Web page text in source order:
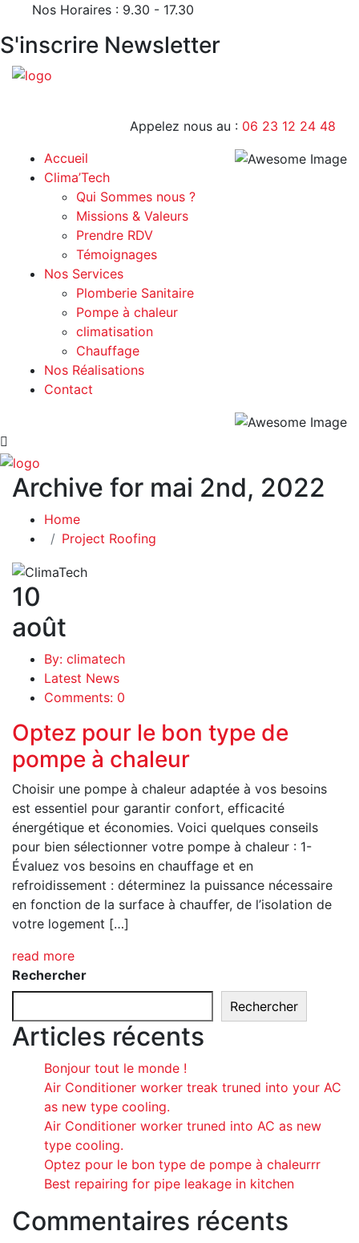
Nos Horaires : 9.30 - 17.30
S'inscrire Newsletter
Appelez nous au : 06 23 12 24 48
Accueil
Clima’Tech
Qui Sommes nous ?
Missions & Valeurs
Prendre RDV
Témoignages
Nos Services
Plomberie Sanitaire
Pompe à chaleur
climatisation
Chauffage
Nos Réalisations
Contact
Archive for mai 2nd, 2022
Home
Project Roofing
10
août
By: climatech
Latest News
Comments: 0
Optez pour le bon type de
pompe à chaleur
Choisir une pompe à chaleur adaptée à vos besoins
est essentiel pour garantir confort, efficacité
énergétique et économies. Voici quelques conseils
pour bien sélectionner votre pompe à chaleur : 1-
Évaluez vos besoins en chauffage et en
refroidissement : déterminez la puissance nécessaire
en fonction de la surface à chauffer, de l’isolation de
votre logement […]
read more
Rechercher
Rechercher
Articles récents
Bonjour tout le monde !
Air Conditioner worker treak truned into your AC
as new type cooling.
Air Conditioner worker truned into AC as new
type cooling.
Optez pour le bon type de pompe à chaleurrr
Best repairing for pipe leakage in kitchen
Commentaires récents